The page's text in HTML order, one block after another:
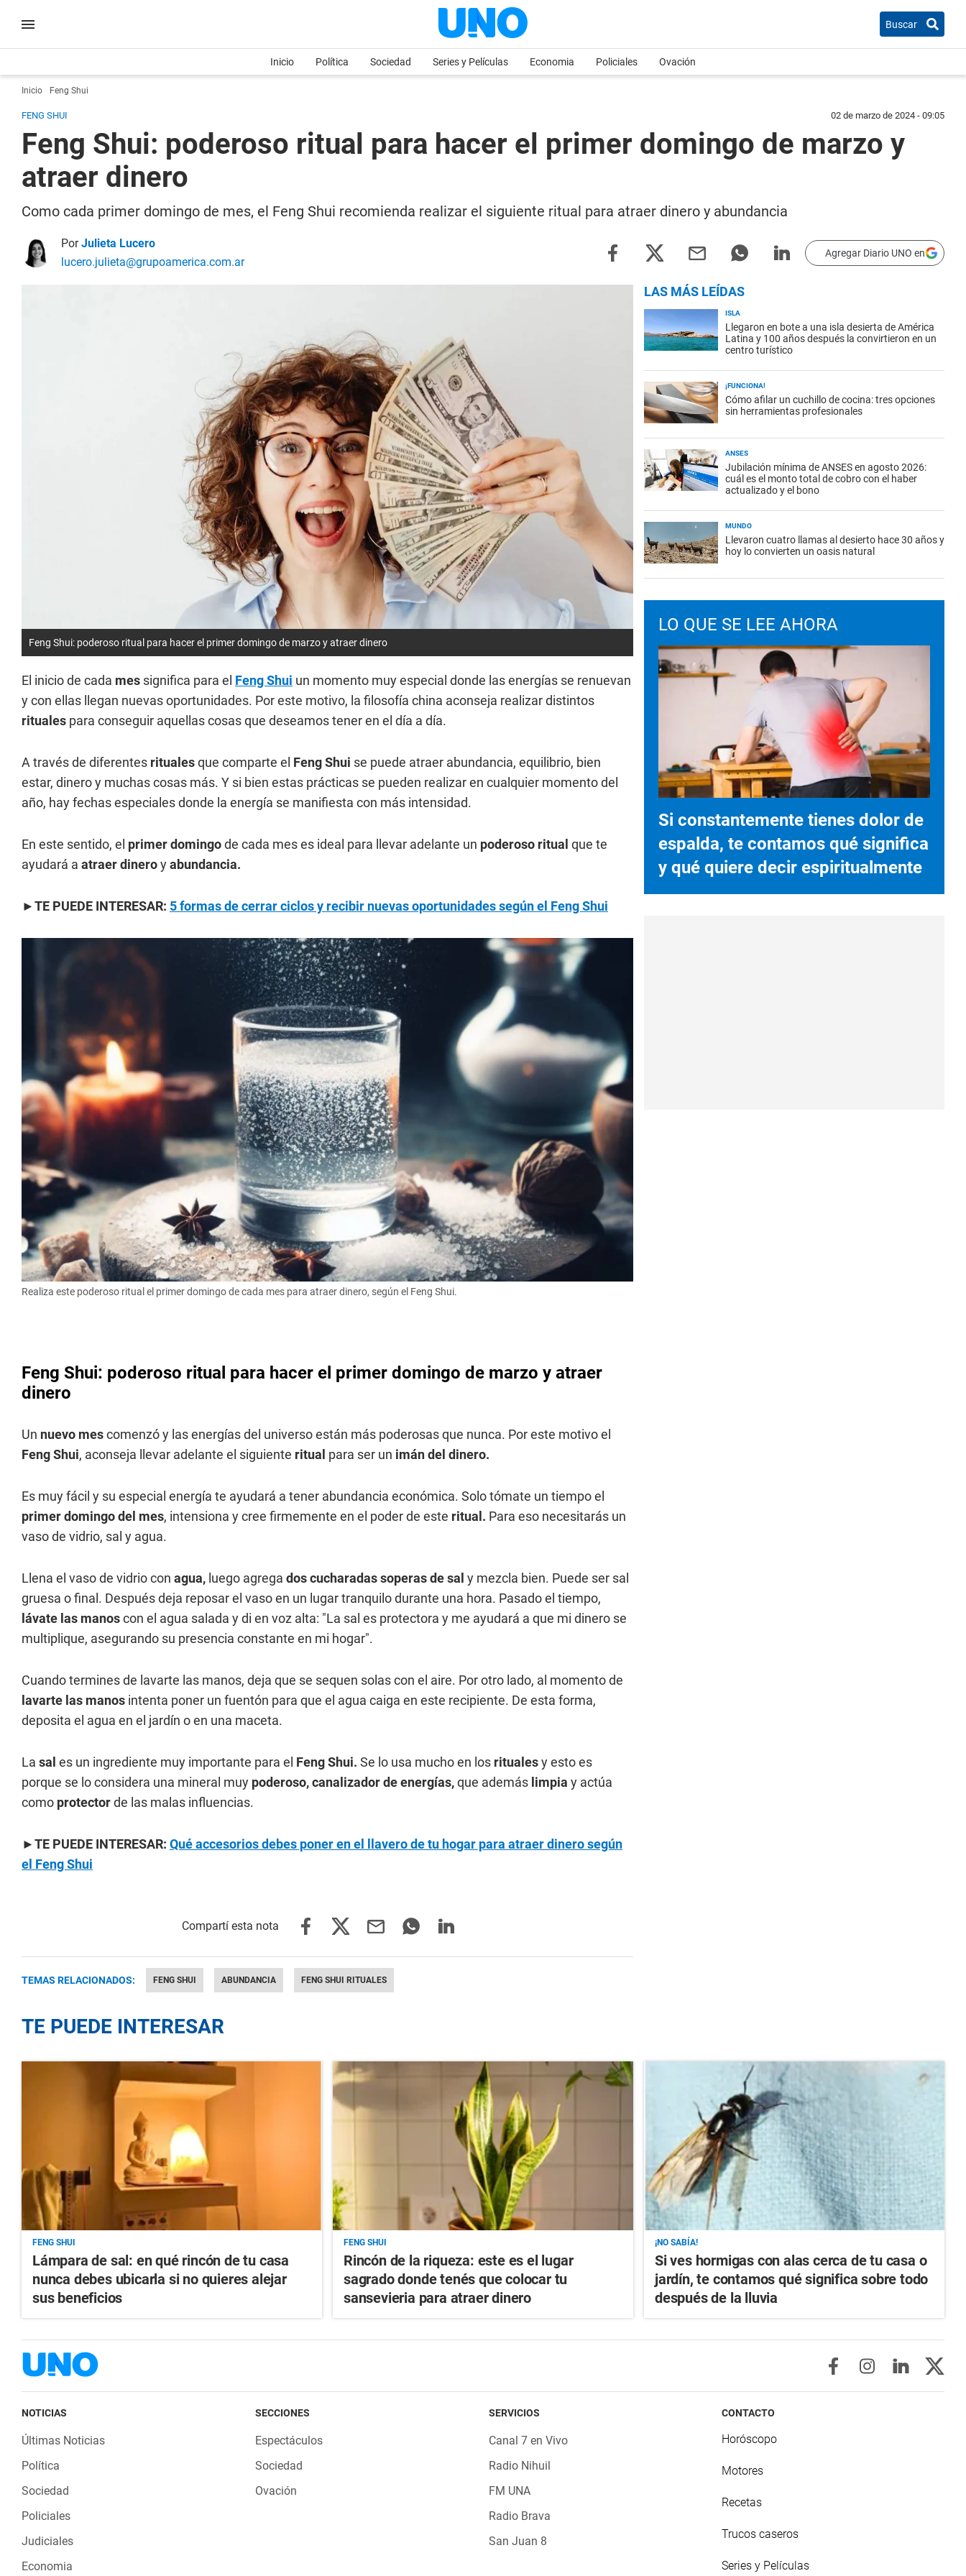
Buscar
Inicio Política Sociedad Series y Películas Economia Policiales Ovación
Inicio Feng Shui
FENG SHUI 02 de marzo de 2024 - 09:05
Feng Shui: poderoso ritual para hacer el primer domingo de marzo y
atraer dinero
Como cada primer domingo de mes, el Feng Shui recomienda realizar el siguiente ritual para atraer dinero y abundancia
PorJulieta Lucero
lucero.julieta@grupoamerica.com.ar
Agregar Diario UNO en
Feng Shui: poderoso ritual para hacer el primer domingo de marzo y atraer dinero
El inicio de cada mes significa para el Feng Shui un momento muy especial donde las energías se renuevan
y con ellas llegan nuevas oportunidades. Por este motivo, la filosofía china aconseja realizar distintos
rituales para conseguir aquellas cosas que deseamos tener en el día a día.
A través de diferentes ritualesque comparte el Feng Shui se puede atraer abundancia, equilibrio, bien
estar, dinero y muchas cosas más. Y si bien estas prácticas se pueden realizar en cualquier momento del
año, hay fechas especiales donde la energía se manifiesta con más intensidad.
En este sentido, el primer domingode cada mes es ideal para llevar adelante un poderoso ritual que te
ayudará a atraer dineroyabundancia.
►TE PUEDE INTERESAR: 5 formas de cerrar ciclos y recibir nuevas oportunidades según el Feng Shui
Realiza este poderoso ritual el primer domingo de cada mes para atraer dinero, según el Feng Shui.
Feng Shui: poderoso ritual para hacer el primer domingo de marzo y atraer
dinero
Un nuevo mescomenzó y las energías del universo están más poderosas que nunca. Por este motivo el
Feng Shui, aconseja llevar adelante el siguiente ritual para ser un imán del dinero.
Es muy fácil y su especial energía te ayudará a tener abundancia económica. Solo tómate un tiempo el
primer domingo del mes, intensiona y cree firmemente en el poder de este ritual. Para eso necesitarás un
vaso de vidrio, sal y agua.
Llena el vaso de vidrio con agua, luego agrega dos cucharadas soperas de sal y mezcla bien. Puede ser sal
gruesa o final. Después deja reposar el vaso en un lugar tranquilo durante una hora. Pasado el tiempo,
lávate las manoscon el agua salada y di en voz alta: "La sal es protectora y me ayudará a que mi dinero se
multiplique, asegurando su presencia constante en mi hogar".
Cuando termines de lavarte las manos, deja que se sequen solas con el aire. Por otro lado, al momento de
lavarte las manos intenta poner un fuentón para que el agua caiga en este recipiente. De esta forma,
deposita el agua en el jardín o en una maceta.
La sal es un ingrediente muy importante para el Feng Shui. Se lo usa mucho en los ritualesy esto es
porque se lo considera una mineral muy poderoso,canalizador de energías,que además limpia y actúa
como protectorde las malas influencias.
►TE PUEDE INTERESAR: Qué accesorios debes poner en el llavero de tu hogar para atraer dinero según
el Feng Shui
TEMAS RELACIONADOS: FENG SHUI ABUNDANCIA FENG SHUI RITUALES
LAS MÁS LEÍDAS
ISLA
Llegaron en bote a una isla desierta de América
Latina y 100 años después la convirtieron en un
centro turístico
¡FUNCIONA!
Cómo afilar un cuchillo de cocina: tres opciones
sin herramientas profesionales
ANSES
Jubilación mínima de ANSES en agosto 2026:
cuál es el monto total de cobro con el haber
actualizado y el bono
MUNDO
Llevaron cuatro llamas al desierto hace 30 años y
hoy lo convierten un oasis natural
LO QUE SE LEE AHORA
Si constantemente tienes dolor de
espalda, te contamos qué significa
y qué quiere decir espiritualmente
TE PUEDE INTERESAR
FENG SHUI
Lámpara de sal: en qué rincón de tu casa
nunca debes ubicarla si no quieres alejar
sus beneficios
FENG SHUI
Rincón de la riqueza: este es el lugar
sagrado donde tenés que colocar tu
sansevieria para atraer dinero
¡NO SABÍA!
Si ves hormigas con alas cerca de tu casa o
jardín, te contamos qué significa sobre todo
después de la lluvia
NOTICIAS
Últimas Noticias
Política
Sociedad
Policiales
Judiciales
Economia
SECCIONES
Espectáculos
Sociedad
Ovación
SERVICIOS
Canal 7 en Vivo
Radio Nihuil
FM UNA
Radio Brava
San Juan 8
CONTACTO
Horóscopo
Motores
Recetas
Trucos caseros
Series y Películas